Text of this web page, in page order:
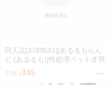
限制級商品
同人誌[3789591][あるるもらん
ど (あるるも)]性処理ペット才羽
モモイ (蔚藍檔案)
345